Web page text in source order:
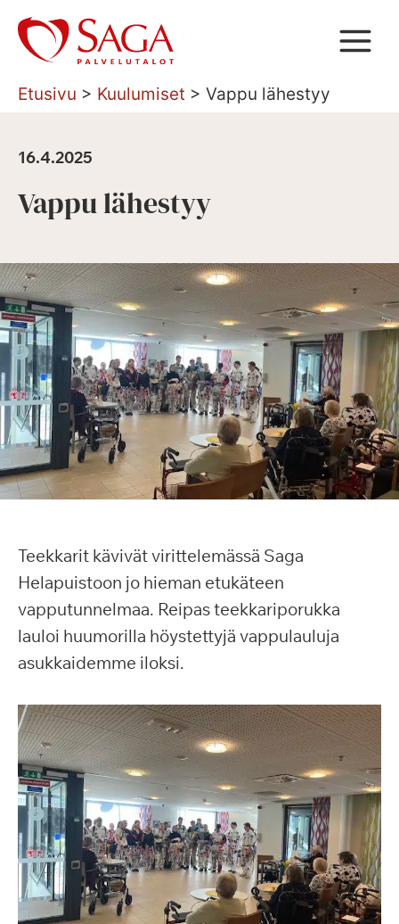
Siirry
sisältöön
Etusivu > Kuulumiset > Vappu lähestyy
16.4.2025
Vappu lähestyy
Teekkarit kävivät virittelemässä Saga
Helapuistoon jo hieman etukäteen
vapputunnelmaa. Reipas teekkariporukka
lauloi huumorilla höystettyjä vappulauluja
asukkaidemme iloksi.